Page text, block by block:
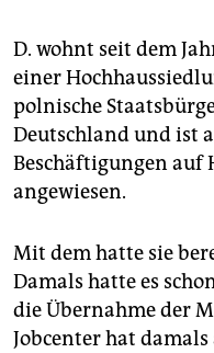
D. wohnt seit dem
einer
polnische
Deutschland und ist
Beschäftigungen auf
angewiesen.
Mit dem hatte sie
Damals hatte es
die Übernahme der
Jobcenter hat